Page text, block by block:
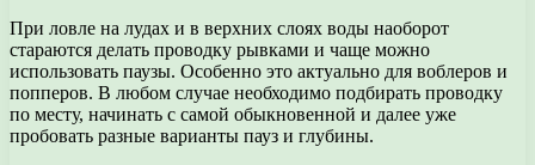
При ловле на лудах и в верхних слоях воды наоборот
стараются делать проводку рывками и чаще можно
использовать паузы. Особенно это актуально для воблеров и
попперов. В любом случае необходимо подбирать проводку
по месту, начинать с самой обыкновенной и далее уже
пробовать разные варианты пауз и глубины.